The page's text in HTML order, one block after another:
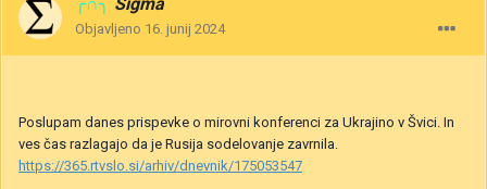
╭∩╮ Sigma
Objavljeno 16. junij 2024
Poslupam danes prispevke o mirovni konferenci za Ukrajino v Švici. In
ves čas razlagajo da je Rusija sodelovanje zavrnila.
https://365.rtvslo.si/arhiv/dnevnik/175053547